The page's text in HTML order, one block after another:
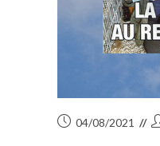
Publication
04/08/2021